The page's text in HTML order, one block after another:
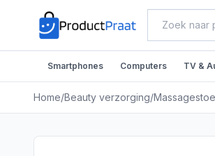
Smartphones Computers TV &
Home/Beauty verzorging/